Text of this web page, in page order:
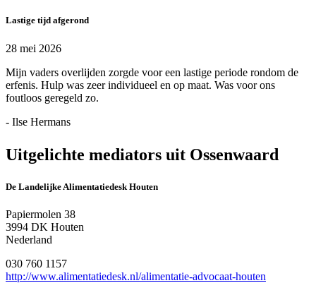
Lastige tijd afgerond
28 mei 2026
Mijn vaders overlijden zorgde voor een lastige periode rondom de
erfenis. Hulp was zeer individueel en op maat. Was voor ons
foutloos geregeld zo.
- Ilse Hermans
Uitgelichte mediators uit Ossenwaard
De Landelijke Alimentatiedesk Houten
Papiermolen 38
3994 DK Houten
Nederland
030 760 1157
http://www.alimentatiedesk.nl/alimentatie-advocaat-houten